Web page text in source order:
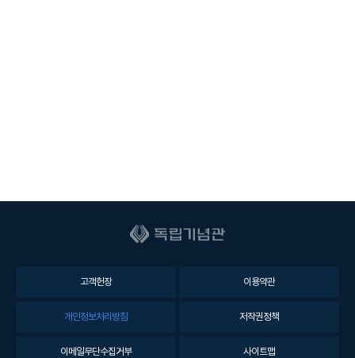
고객헌장 이용약관
개인정보처리방침 저작권정책
이메일무단수집거부 사이트맵